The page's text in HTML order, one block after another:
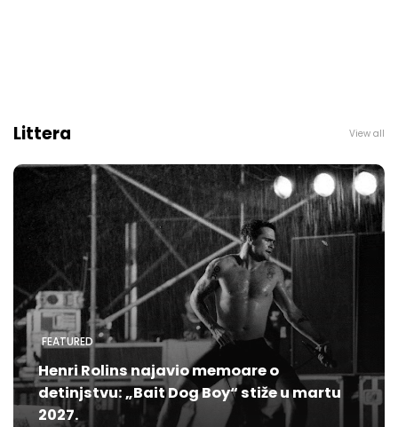
Littera View all
FEATURED
Henri Rolins najavio memoare o
detinjstvu: „Bait Dog Boy“ stiže u martu
2027.